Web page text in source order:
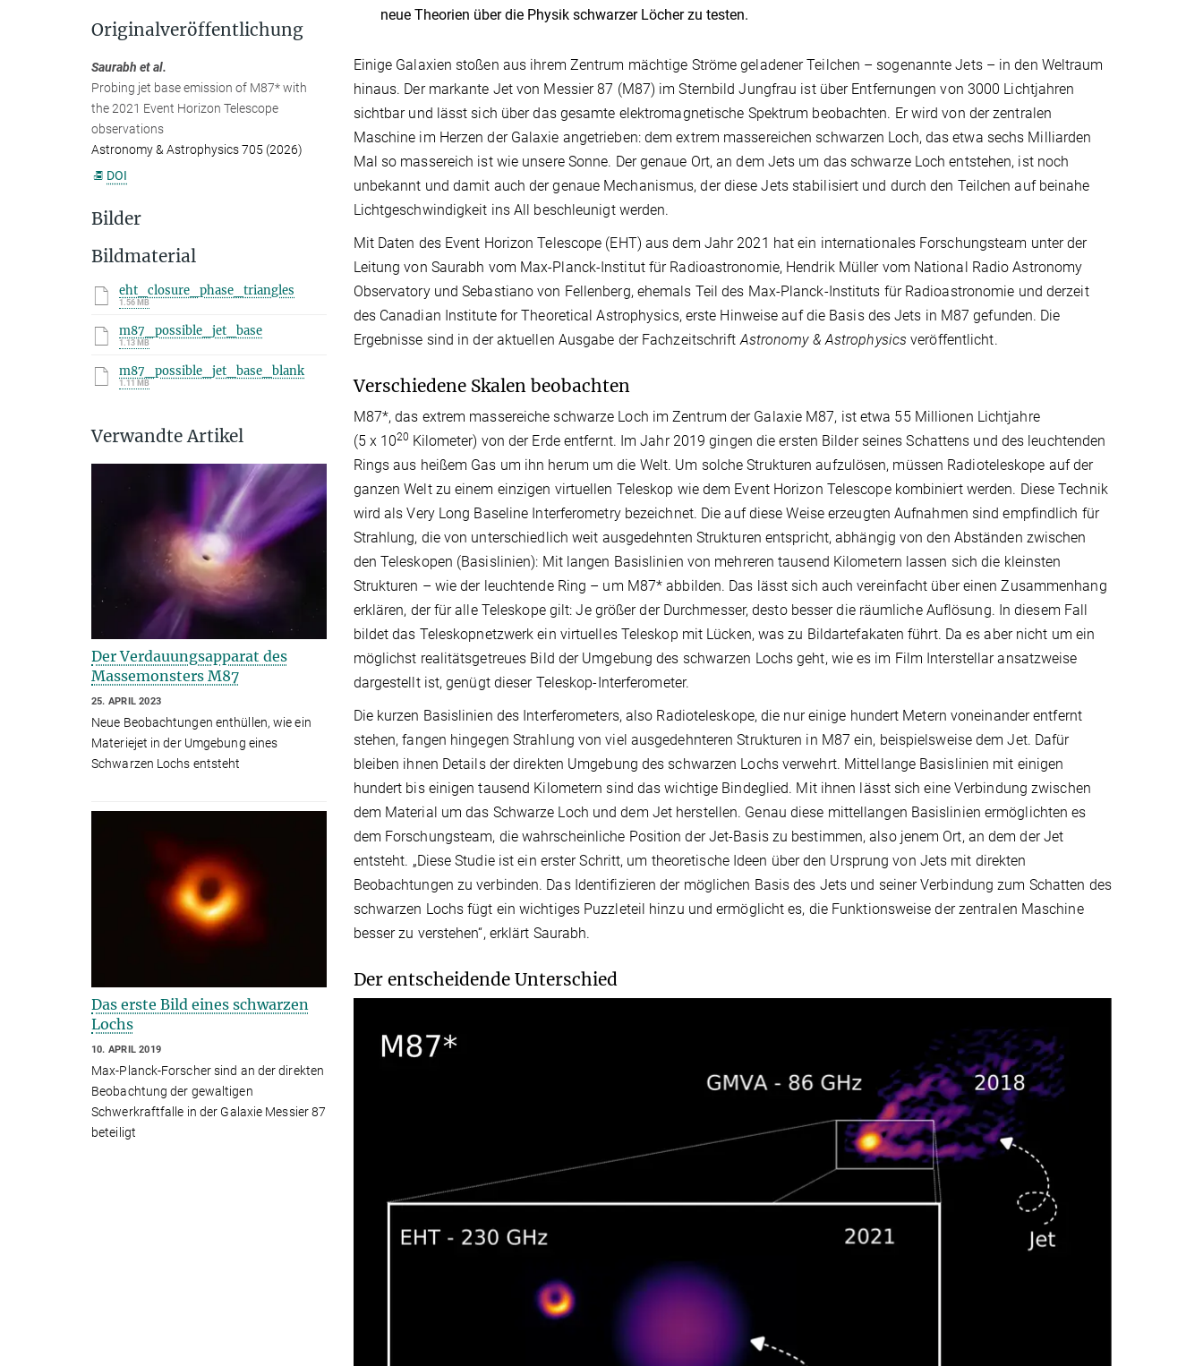
neue Theorien über die Physik schwarzer Löcher zu testen.
Einige Galaxien stoßen aus ihrem Zentrum mächtige Ströme geladener Teilchen – sogenannte Jets – in den Weltraum
hinaus. Der markante Jet von Messier 87 (M87) im Sternbild Jungfrau ist über Entfernungen von 3000 Lichtjahren
sichtbar und lässt sich über das gesamte elektromagnetische Spektrum beobachten. Er wird von der zentralen
Maschine im Herzen der Galaxie angetrieben: dem extrem massereichen schwarzen Loch, das etwa sechs Milliarden
Mal so massereich ist wie unsere Sonne. Der genaue Ort, an dem Jets um das schwarze Loch entstehen, ist noch
unbekannt und damit auch der genaue Mechanismus, der diese Jets stabilisiert und durch den Teilchen auf beinahe
Lichtgeschwindigkeit ins All beschleunigt werden.
Mit Daten des Event Horizon Telescope (EHT) aus dem Jahr 2021 hat ein internationales Forschungsteam unter der
Leitung von Saurabh vom Max-Planck-Institut für Radioastronomie, Hendrik Müller vom National Radio Astronomy
Observatory und Sebastiano von Fellenberg, ehemals Teil des Max-Planck-Instituts für Radioastronomie und derzeit
des Canadian Institute for Theoretical Astrophysics, erste Hinweise auf die Basis des Jets in M87 gefunden. Die
Ergebnisse sind in der aktuellen Ausgabe der Fachzeitschrift Astronomy & Astrophysics veröffentlicht.
Verschiedene Skalen beobachten
M87*, das extrem massereiche schwarze Loch im Zentrum der Galaxie M87, ist etwa 55 Millionen Lichtjahre
(5 x 1020 Kilometer) von der Erde entfernt. Im Jahr 2019 gingen die ersten Bilder seines Schattens und des leuchtenden
Rings aus heißem Gas um ihn herum um die Welt. Um solche Strukturen aufzulösen, müssen Radioteleskope auf der
ganzen Welt zu einem einzigen virtuellen Teleskop wie dem Event Horizon Telescope kombiniert werden. Diese Technik
wird als Very Long Baseline Interferometry bezeichnet. Die auf diese Weise erzeugten Aufnahmen sind empfindlich für
Strahlung, die von unterschiedlich weit ausgedehnten Strukturen entspricht, abhängig von den Abständen zwischen
den Teleskopen (Basislinien): Mit langen Basislinien von mehreren tausend Kilometern lassen sich die kleinsten
Strukturen – wie der leuchtende Ring – um M87* abbilden. Das lässt sich auch vereinfacht über einen Zusammenhang
erklären, der für alle Teleskope gilt: Je größer der Durchmesser, desto besser die räumliche Auflösung. In diesem Fall
bildet das Teleskopnetzwerk ein virtuelles Teleskop mit Lücken, was zu Bildartefakaten führt. Da es aber nicht um ein
möglichst realitätsgetreues Bild der Umgebung des schwarzen Lochs geht, wie es im Film Interstellar ansatzweise
dargestellt ist, genügt dieser Teleskop-Interferometer.
Die kurzen Basislinien des Interferometers, also Radioteleskope, die nur einige hundert Metern voneinander entfernt
stehen, fangen hingegen Strahlung von viel ausgedehnteren Strukturen in M87 ein, beispielsweise dem Jet. Dafür
bleiben ihnen Details der direkten Umgebung des schwarzen Lochs verwehrt. Mittellange Basislinien mit einigen
hundert bis einigen tausend Kilometern sind das wichtige Bindeglied. Mit ihnen lässt sich eine Verbindung zwischen
dem Material um das Schwarze Loch und dem Jet herstellen. Genau diese mittellangen Basislinien ermöglichten es
dem Forschungsteam, die wahrscheinliche Position der Jet-Basis zu bestimmen, also jenem Ort, an dem der Jet
entsteht. „Diese Studie ist ein erster Schritt, um theoretische Ideen über den Ursprung von Jets mit direkten
Beobachtungen zu verbinden. Das Identifizieren der möglichen Basis des Jets und seiner Verbindung zum Schatten des
schwarzen Lochs fügt ein wichtiges Puzzleteil hinzu und ermöglicht es, die Funktionsweise der zentralen Maschine
besser zu verstehen“, erklärt Saurabh.
Der entscheidende Unterschied
Originalveröffentlichung
Saurabh et al.
Probing jet base emission of M87* with
the 2021 Event Horizon Telescope
observations
Astronomy & Astrophysics 705 (2026)
DOI
Bilder
Bildmaterial
eht_closure_phase_triangles
1.56 MB
m87_possible_jet_base
1.13 MB
m87_possible_jet_base_blank
1.11 MB
Verwandte Artikel
Der Verdauungsapparat des
Massemonsters M87
25. APRIL 2023
Neue Beobachtungen enthüllen, wie ein
Materiejet in der Umgebung eines
Schwarzen Lochs entsteht
Das erste Bild eines schwarzen
Lochs
10. APRIL 2019
Max-Planck-Forscher sind an der direkten
Beobachtung der gewaltigen
Schwerkraftfalle in der Galaxie Messier 87
beteiligt